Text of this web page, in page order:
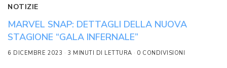
NOTIZIE
MARVEL SNAP: DETTAGLI DELLA NUOVA
STAGIONE “GALA INFERNALE”
6 DICEMBRE 2023 3 MINUTI DI LETTURA 0 CONDIVISIONI